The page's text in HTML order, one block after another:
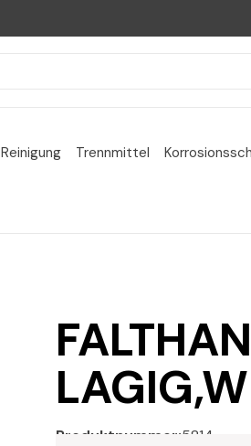
Reinigung Trennmittel
Produktnummer:5814